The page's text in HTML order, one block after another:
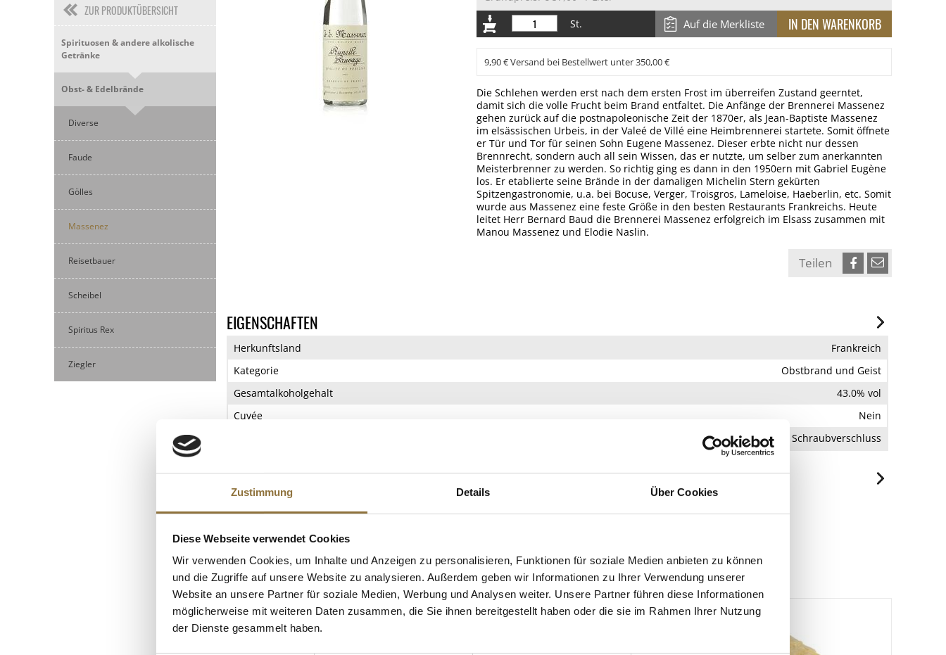
Zustimmung Details Über Cookies
Diese Webseite verwendet Cookies
Wir verwenden Cookies, um Inhalte und Anzeigen zu personalisieren, Funktionen für soziale Medien anbieten zu können
und die Zugriffe auf unsere Website zu analysieren. Außerdem geben wir Informationen zu Ihrer Verwendung unserer
Website an unsere Partner für soziale Medien, Werbung und Analysen weiter. Unsere Partner führen diese Informationen
möglicherweise mit weiteren Daten zusammen, die Sie ihnen bereitgestellt haben oder die sie im Rahmen Ihrer Nutzung
der Dienste gesammelt haben.
ZUR PRODUKTÜBERSICHT
Spirituosen & andere alkolische
Getränke
Obst- & Edelbrände
Diverse
Faude
Gölles
Massenez
Reisetbauer
Scheibel
Spiritus Rex
Ziegler
St.
Auf die Merkliste
9,90 € Versand bei Bestellwert unter 350,00 €
Die Schlehen werden erst nach dem ersten Frost im überreifen Zustand geerntet,
damit sich die volle Frucht beim Brand entfaltet. Die Anfänge der Brennerei Massenez
gehen zurück auf die postnapoleonische Zeit der 1870er, als Jean-Baptiste Massenez
im elsässischen Urbeis, in der Valeé de Villé eine Heimbrennerei startete. Somit öffnete
er Tür und Tor für seinen Sohn Eugene Massenez. Dieser erbte nicht nur dessen
Brennrecht, sondern auch all sein Wissen, das er nutzte, um selber zum anerkannten
Meisterbrenner zu werden. So richtig ging es dann in den 1950ern mit Gabriel Eugène
los. Er etablierte seine Brände in der damaligen Michelin Stern gekürten
Spitzengastronomie, u.a. bei Bocuse, Verger, Troisgros, Lameloise, Haeberlin, etc. Somit
wurde aus Massenez eine feste Größe in den besten Restaurants Frankreichs. Heute
leitet Herr Bernard Baud die Brennerei Massenez erfolgreich im Elsass zusammen mit
Manou Massenez und Elodie Naslin.
Teilen
EIGENSCHAFTEN
Herkunftsland
Frankreich
Kategorie
Obstbrand und Geist
Gesamtalkoholgehalt
43.0% vol
Cuvée
Nein
Schraubverschluss
ZUTATEN/PRODUKTINFO
Obstbrand und Geist. Eigenschaften: Alkoholhaltig, Es müssen keine Nährwerte angegeben werden.
KUNDEN KAUFTEN AUCH